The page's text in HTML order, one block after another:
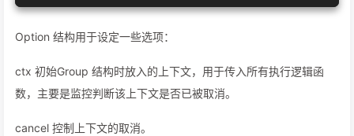
Option 结构用于设定一些选项：
ctx 初始Group 结构时放入的上下文，用于传入所有执行逻辑函
数，主要是监控判断该上下文是否已被取消。
cancel 控制上下文的取消。